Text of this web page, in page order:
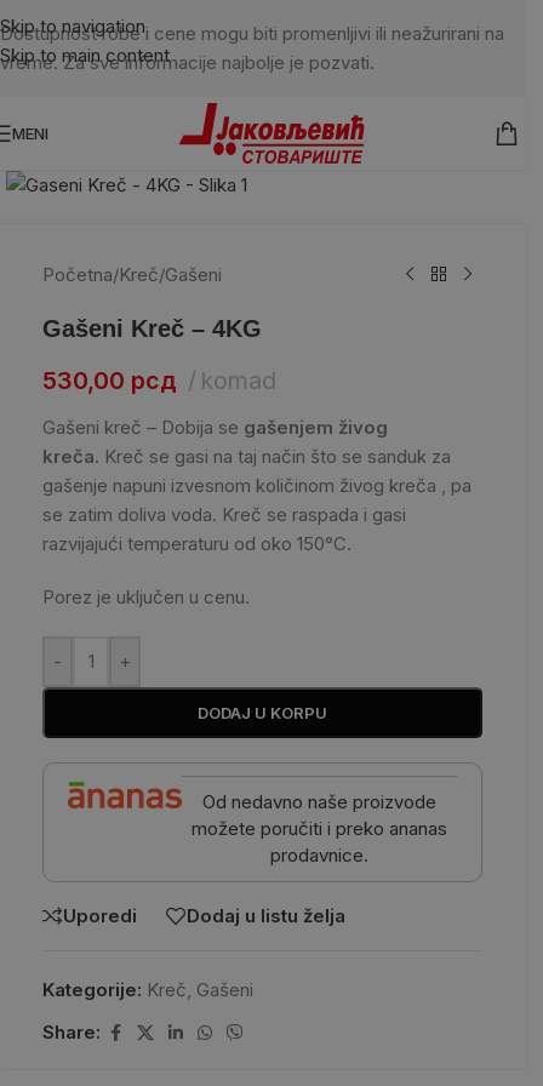
Skip to navigation
Skip to main content
Dostupnost robe i cene mogu biti promenljivi ili neažurirani na
vreme. Za sve informacije najbolje je pozvati.
MENI
Kliknite da uvećate
Početna/Kreč/Gašeni
Gašeni Kreč – 4KG
530,00 рсд komad
Gašeni kreč – Dobija se gašenjem živog
kreča. Kreč se gasi na taj način što se sanduk za
gašenje napuni izvesnom količinom živog kreča , pa
se zatim doliva voda. Kreč se raspada i gasi
razvijajući temperaturu od oko 150°C.
Porez je uključen u cenu.
- +
DODAJ U KORPU
Od nedavno naše proizvode
možete poručiti i preko ananas
prodavnice.
Uporedi Dodaj u listu želja
Kategorije: Kreč, Gašeni
Share: